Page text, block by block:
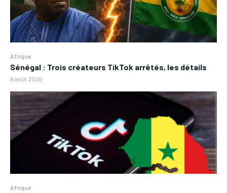
Afrique
Sénégal : Trois créateurs TikTok arrêtés, les détails
8 août 2026
Afrique